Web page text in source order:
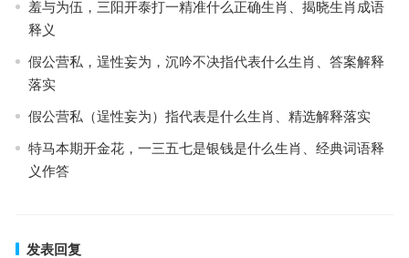
羞与为伍，三阳开泰打一精准什么正确生肖、揭晓生肖成语
释义
假公营私，逞性妄为，沉吟不决指代表什么生肖、答案解释
落实
假公营私（逞性妄为）指代表是什么生肖、精选解释落实
特马本期开金花，一三五七是银钱是什么生肖、经典词语释
义作答
发表回复